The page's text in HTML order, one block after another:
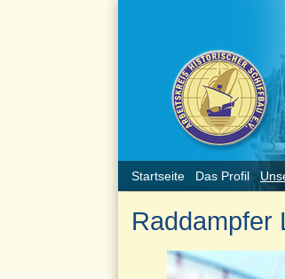
Startseite Das Profil
Raddampfer